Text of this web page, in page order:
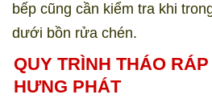
bếp cũng cần kiểm tra khi
dưới bồn rửa chén.
QUY TRÌNH THÁO
HƯNG PHÁT